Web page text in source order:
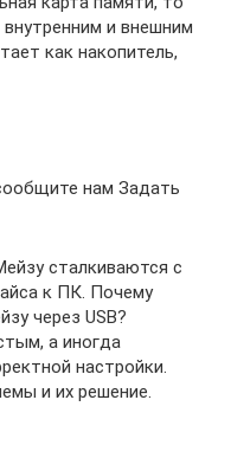
и внешним
как накопитель,
нам Задать
сталкиваются с
к ПК. Почему
через USB?
а иногда
настройки.
и их решение.